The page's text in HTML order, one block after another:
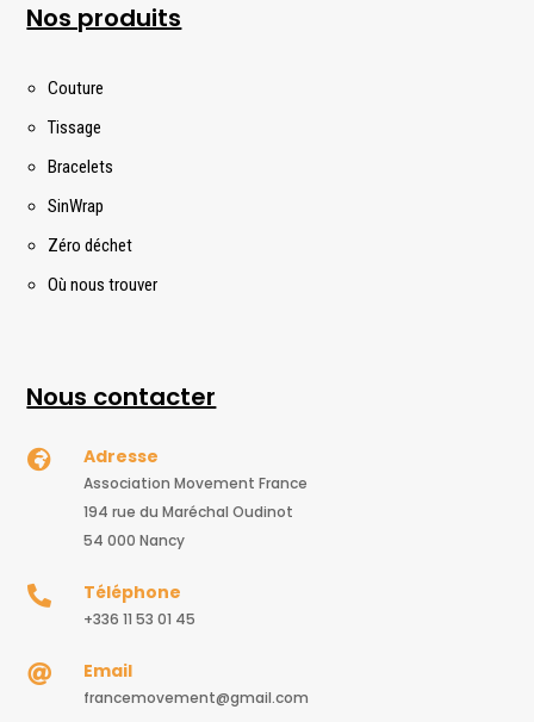
Nos produits
Couture
Tissage
Bracelets
SinWrap
Zéro déchet
Où nous trouver
Nous contacter
 Adresse
Association Movement France
194 rue du Maréchal Oudinot
54 000 Nancy
 Téléphone
+336 11 53 01 45
 Email
francemovement@gmail.com